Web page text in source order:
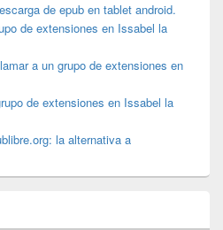
de epub en tablet android.
de extensiones en Issabel la
a un grupo de extensiones en
de extensiones en Issabel la
la alternativa a